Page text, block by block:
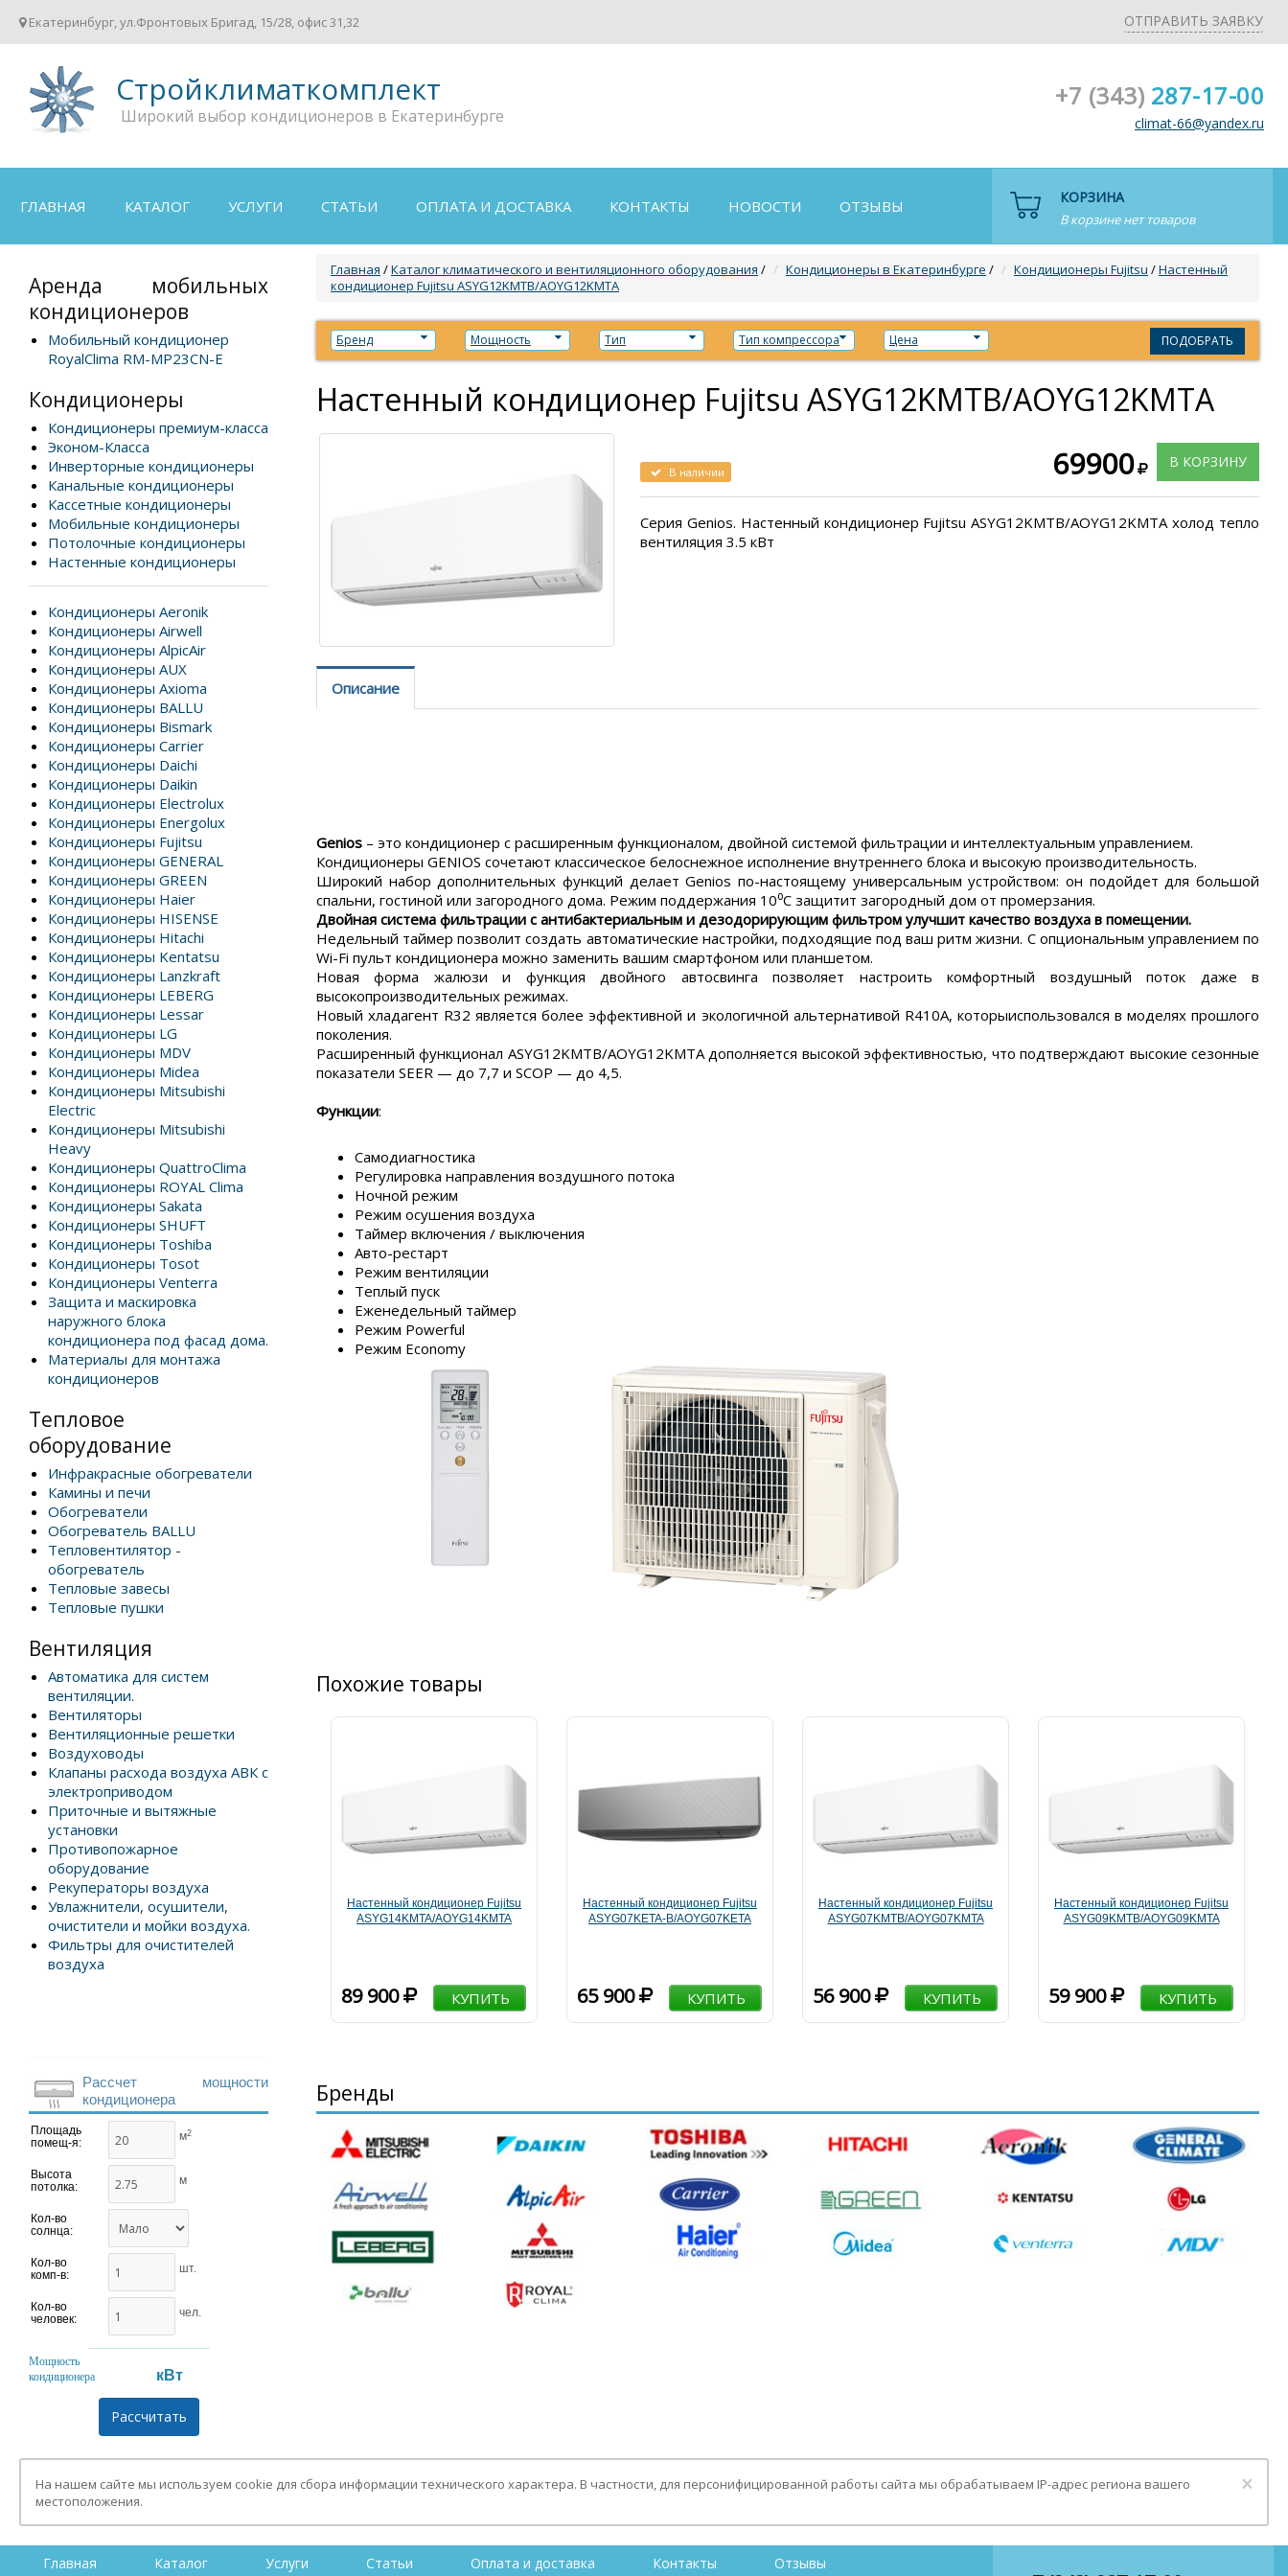
ОТПРАВИТЬ ЗАЯВКУ
Екатеринбург, ул.Фронтовых Бригад, 15/28, офис 31,32
Стройклиматкомплект
Широкий выбор кондиционеров в Екатеринбурге
+7 (343) 287-17-00
climat-66@yandex.ru
КОРЗИНА
В корзине нет товаров
ГЛАВНАЯ КАТАЛОГ УСЛУГИ СТАТЬИ ОПЛАТА И ДОСТАВКА КОНТАКТЫ НОВОСТИ ОТЗЫВЫ
Аренда мобильных
кондиционеров
Мобильный кондиционер
RoyalClima RM-MP23CN-E
Кондиционеры
Кондиционеры премиум-класса
Эконом-Класса
Инверторные кондиционеры
Канальные кондиционеры
Кассетные кондиционеры
Мобильные кондиционеры
Потолочные кондиционеры
Настенные кондиционеры
Кондиционеры Aeronik
Кондиционеры Airwell
Кондиционеры AlpicAir
Кондиционеры AUX
Кондиционеры Axioma
Кондиционеры BALLU
Кондиционеры Bismark
Кондиционеры Carrier
Кондиционеры Daichi
Кондиционеры Daikin
Кондиционеры Electrolux
Кондиционеры Energolux
Кондиционеры Fujitsu
Кондиционеры GENERAL
Кондиционеры GREEN
Кондиционеры Haier
Кондиционеры HISENSE
Кондиционеры Hitachi
Кондиционеры Kentatsu
Кондиционеры Lanzkraft
Кондиционеры LEBERG
Кондиционеры Lessar
Кондиционеры LG
Кондиционеры MDV
Кондиционеры Midea
Кондиционеры Mitsubishi
Electric
Кондиционеры Mitsubishi
Heavy
Кондиционеры QuattroClima
Кондиционеры ROYAL Clima
Кондиционеры Sakata
Кондиционеры SHUFT
Кондиционеры Toshiba
Кондиционеры Tosot
Кондиционеры Venterra
Защита и маскировка
наружного блока
кондиционера под фасад дома.
Материалы для монтажа
кондиционеров
Тепловое
оборудование
Инфракрасные обогреватели
Камины и печи
Обогреватели
Обогреватель BALLU
Тепловентилятор -
обогреватель
Тепловые завесы
Тепловые пушки
Вентиляция
Автоматика для систем
вентиляции.
Вентиляторы
Вентиляционные решетки
Воздуховоды
Клапаны расхода воздуха АВК с
электроприводом
Приточные и вытяжные
установки
Противопожарное
оборудование
Рекуператоры воздуха
Увлажнители, осушители,
очистители и мойки воздуха.
Фильтры для очистителей
воздуха
Главная /Каталог климатического и вентиляционного оборудования / Кондиционеры в Екатеринбурге / Кондиционеры Fujitsu /Настенный
кондиционер Fujitsu ASYG12KMTB/AOYG12KMTA
Бренд Мощность Тип Тип компрессора Цена ПОДОБРАТЬ
Настенный кондиционер Fujitsu ASYG12KMTB/AOYG12KMTA
В КОРЗИНУ
69900
В наличии
Серия Genios. Настенный кондиционер Fujitsu ASYG12KMTB/AOYG12KMTA холод тепло
вентиляция 3.5 кВт
Описание
Genios – это кондиционер с расширенным функционалом, двойной системой фильтрации и интеллектуальным управлением.
Кондиционеры GENIOS сочетают классическое белоснежное исполнение внутреннего блока и высокую производительность.
Широкий набор дополнительных функций делает Genios по-настоящему универсальным устройством: он подойдет для большой
спальни, гостиной или загородного дома. Режим поддержания 10⁰С защитит загородный дом от промерзания.
Двойная система фильтрации с антибактериальным и дезодорирующим фильтром улучшит качество воздуха в помещении.
Недельный таймер позволит создать автоматические настройки, подходящие под ваш ритм жизни. С опциональным управлением по
Wi-Fi пульт кондиционера можно заменить вашим смартфоном или планшетом.
Новая форма жалюзи и функция двойного автосвинга позволяет настроить комфортный воздушный поток даже в
высокопроизводительных режимах.
Новый хладагент R32 является более эффективной и экологичной альтернативой R410A, которыиспользовался в моделях прошлого
поколения.
Расширенный функционал ASYG12KMTB/AOYG12KMTA дополняется высокой эффективностью, что подтверждают высокие сезонные
показатели SEER — до 7,7 и SCOP — до 4,5.
Функции:
Самодиагностика
Регулировка направления воздушного потока
Ночной режим
Режим осушения воздуха
Таймер включения / выключения
Авто-рестарт
Режим вентиляции
Теплый пуск
Еженедельный таймер
Режим Powerful
Режим Economy
Похожие товары
Настенный кондиционер Fujitsu
ASYG14KMTA/AOYG14KMTA
89 900 КУПИТЬ
Настенный кондиционер Fujitsu
ASYG07KETA-B/AOYG07KETA
65 900 КУПИТЬ
Настенный кондиционер Fujitsu
ASYG07KMTB/AOYG07KMTA
56 900 КУПИТЬ
Настенный кондиционер Fujitsu
ASYG09KMTB/AOYG09KMTA
59 900 КУПИТЬ
Рассчет мощности
кондиционера
Площадь
помещ-я:
м2
Высота
потолка:
м
Кол-во
солнца:
Кол-во
комп-в:
шт.
Кол-во
человек:
чел.
Мощность
кондиционера
кВт
Бренды
×
На нашем сайте мы используем cookie для сбора информации технического характера. В частности, для персонифицированной работы сайта мы обрабатываем IP-адрес региона вашего
местоположения.
Главная Каталог Услуги Статьи Оплата и доставка Контакты Отзывы